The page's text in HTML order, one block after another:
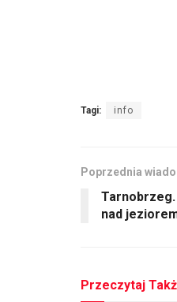
Tagi: info
Poprzednia
Tarnobrzeg.
nad
Przeczytaj